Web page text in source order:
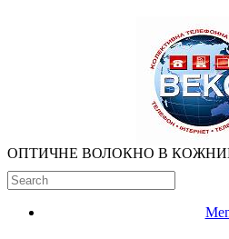
ОПТИЧНЕ ВОЛОКНО В